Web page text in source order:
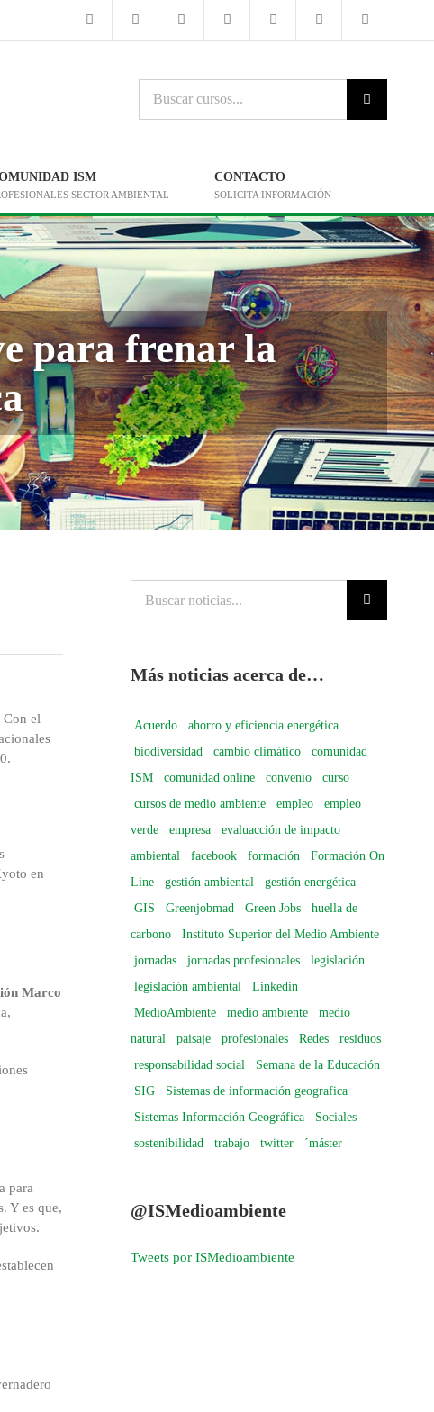
cursos:
ISM
SECTOR AMBIENTAL
CONTACTO
SOLICITA INFORMACIÓN
para frenar la
Con el
en
Marco
para
Y es que,
noticias...
Más noticias acerca de…
Acuerdo
ahorro y eficiencia energética
biodiversidad
cambio climático
comunidad
ISM
comunidad online convenio
curso
cursos de medio ambiente
empleo
empleo
verde
empresa
evaluacción de impacto
ambiental
facebook formación
Formación On
Line
gestión ambiental
gestión energética
GIS
Greenjobmad Green Jobs
huella de
carbono
Instituto Superior del Medio Ambiente
jornadas
jornadas profesionales
legislación
legislación ambiental
Linkedin
MedioAmbiente
medio ambiente
medio
natural
paisaje profesionales Redes
residuos
responsabilidad social
Semana de la Educación
SIG
Sistemas de información geografica
Sistemas Información Geográfica
Sociales
sostenibilidad
trabajo twitter ´máster
@ISMedioambiente
Tweets por ISMedioambiente